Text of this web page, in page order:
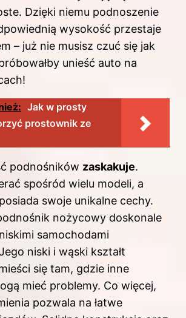
Dzięki niemu podnoszenie
wysokość przestaje
– już nie musisz czuć się jak
unieść auto na
Jak w prosty
prostownik ze
podnośników zaskakuje.
spośród wielu modeli, a
swoje unikalne cechy.
nożycowy doskonale
samochodami
niski i wąski kształt
się tam, gdzie inne
mieć problemy. Co więcej,
pozwala na łatwe